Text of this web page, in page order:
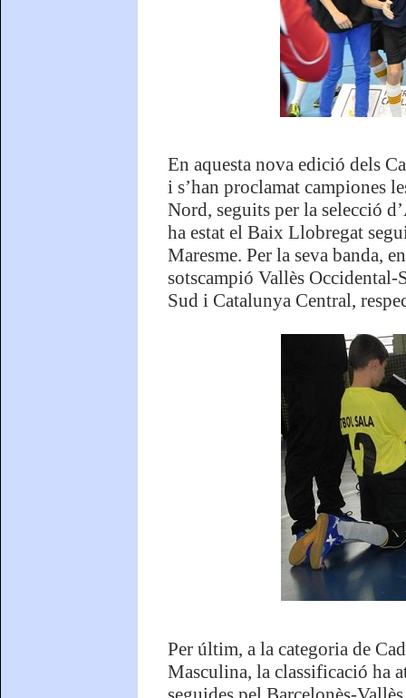
En aquesta nova edició dels
i s’han proclamat campiones
Nord, seguits per la selecció
ha estat el Baix Llobregat
Maresme. Per la seva banda,
sotscampió Vallès Occidental-
Sud i Catalunya Central,
Per últim, a la categoria de
Masculina, la classificació ha